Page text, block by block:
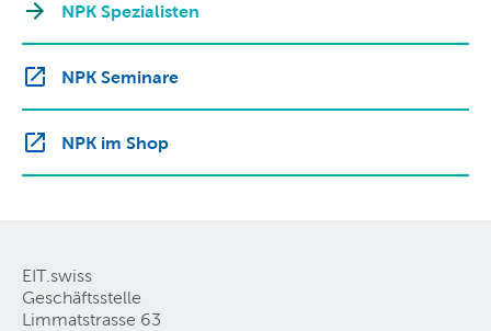
NPK Spezialisten
NPK Seminare
NPK im Shop
EIT.swiss
Geschäftsstelle
Limmatstrasse 63